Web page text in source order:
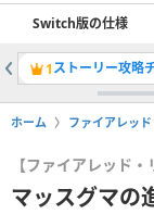
Switch版の仕様
1ストーリー攻略
ホーム ファイアレッ
【ファイアレッド・
マッスグマの